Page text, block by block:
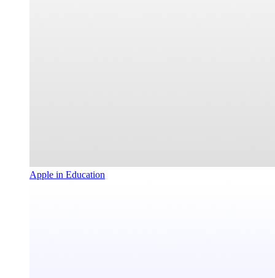
Apple in Education